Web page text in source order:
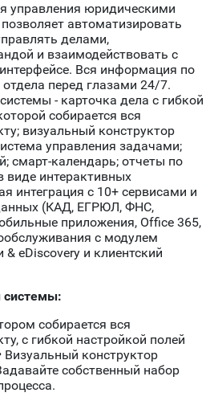
управления юридическими
автоматизировать
делами,
и взаимодействовать с
Вся информация по
перед глазами 24/7.
- карточка дела с гибкой
собирается вся
визуальный конструктор
управления задачами;
смарт-календарь; отчеты по
интерактивных
интеграция с 10+ сервисами и
(КАД, ЕГРЮЛ, ФНС,
приложения, Office 365,
с модулем
eDiscovery и клиентский
собирается вся
с гибкой настройкой полей
Визуальный конструктор
собственный набор